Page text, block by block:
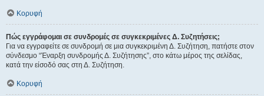
Κορυφή
Πώς εγγράφομαι σε συνδρομές σε συγκεκριμένες Δ. Συζητήσεις;
Για να εγγραφείτε σε συνδρομή σε μια συγκεκριμένη Δ. Συζήτηση, πατήστε στον
σύνδεσμο “Έναρξη συνδρομής Δ. Συζήτησης”, στο κάτω μέρος της σελίδας,
κατά την είσοδό σας στη Δ. Συζήτηση.
Κορυφή